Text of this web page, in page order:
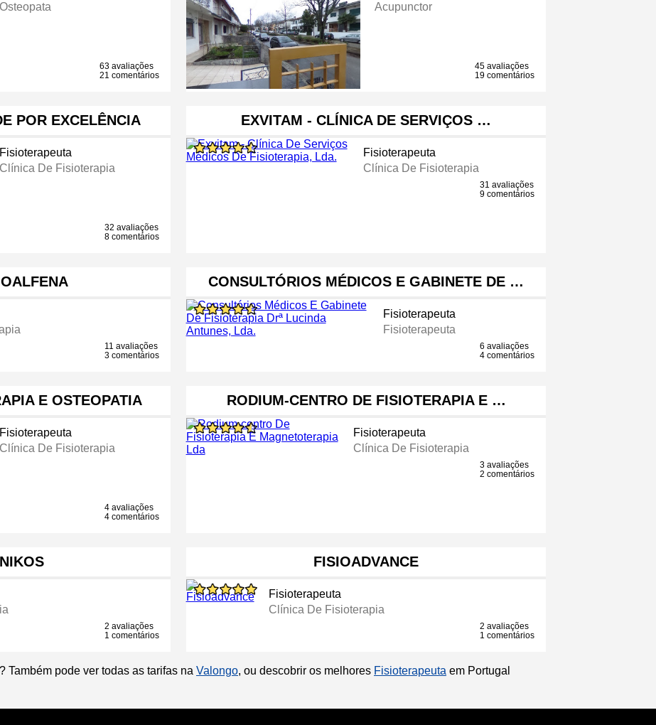
Osteopata
63 avaliações
21 comentários
Acupunctor
45 avaliações
19 comentários
POR EXCELÊNCIA
Fisioterapeuta
Clínica De Fisioterapia
32 avaliações
8 comentários
EXVITAM - CLÍNICA DE SERVIÇOS …
Fisioterapeuta
Clínica De Fisioterapia
31 avaliações
9 comentários
11 avaliações
3 comentários
CONSULTÓRIOS MÉDICOS E GABINETE DE …
Fisioterapeuta
Fisioterapeuta
6 avaliações
4 comentários
E OSTEOPATIA
Fisioterapeuta
Clínica De Fisioterapia
4 avaliações
4 comentários
RODIUM-CENTRO DE FISIOTERAPIA E …
Fisioterapeuta
Clínica De Fisioterapia
3 avaliações
2 comentários
2 avaliações
1 comentários
FISIOADVANCE
Fisioterapeuta
Clínica De Fisioterapia
2 avaliações
1 comentários
Também pode ver todas as tarifas na Valongo, ou descobrir os melhores Fisioterapeuta em Portugal